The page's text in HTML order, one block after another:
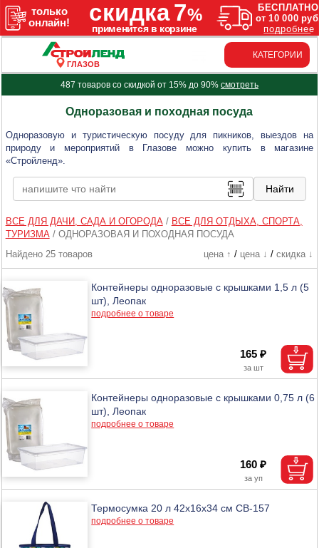
ГЛАЗОВ
КАТЕГОРИИ
487 товаров со скидкой от 15% до 90% смотреть
Одноразовая и походная посуда
Одноразовую и туристическую посуду для пикников, выездов на
природу и мероприятий в Глазове можно купить в магазине
«Стройленд».
ВСЕ ДЛЯ ДАЧИ, САДА И ОГОРОДА/ ВСЕ ДЛЯ ОТДЫХА, СПОРТА,
ТУРИЗМА/ ОДНОРАЗОВАЯ И ПОХОДНАЯ ПОСУДА
Найдено 25 товаров
цена ↑ / цена ↓ / скидка ↓
Контейнеры одноразовые с крышками 1,5 л (5
шт), Леопак
подробнее о товаре
165 ₽
Контейнеры одноразовые с крышками 0,75 л (6
шт), Леопак
подробнее о товаре
160 ₽
Термосумка 20 л 42x16x34 см CB-157
подробнее о товаре